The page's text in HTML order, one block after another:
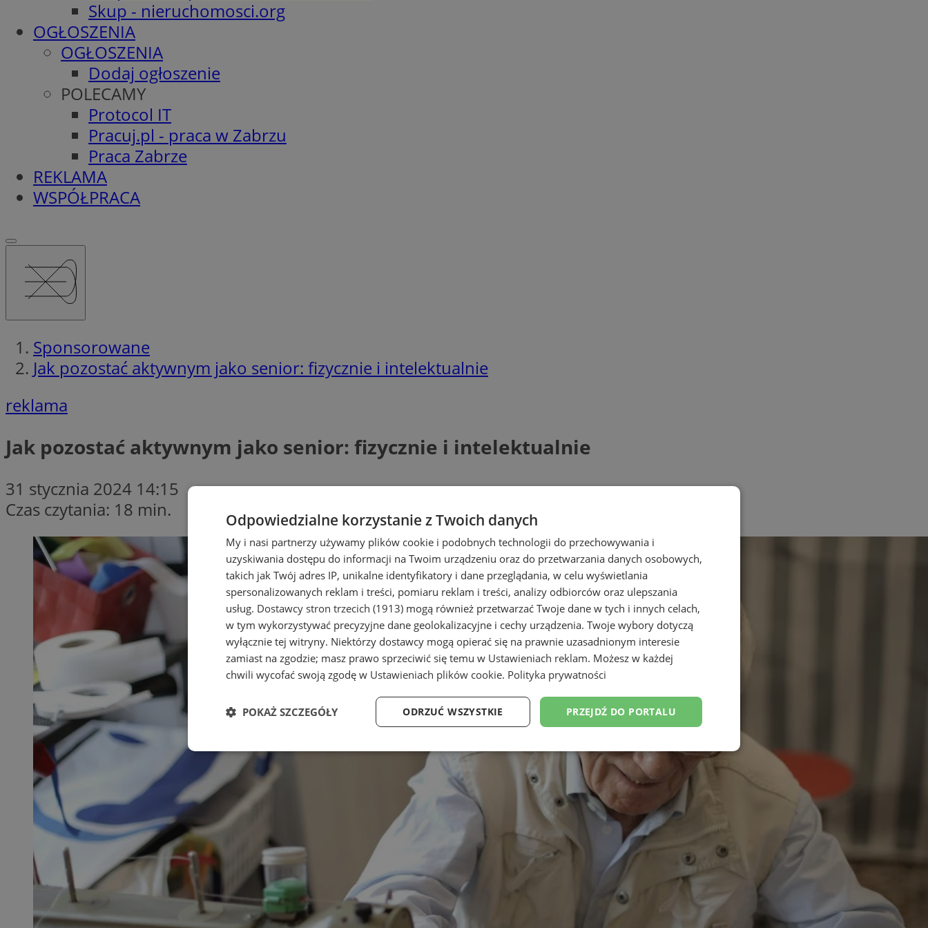
Skup - nieruchomosci.org
OGŁOSZENIA
OGŁOSZENIA
Dodaj ogłoszenie
POLECAMY
Protocol IT
Pracuj.pl - praca w Zabrzu
Praca Zabrze
REKLAMA
WSPÓŁPRACA
Sponsorowane
Jak pozostać aktywnym jako senior: fizycznie i intelektualnie
reklama
Jak pozostać aktywnym jako senior: fizycznie i intelektualnie
31 stycznia 2024 14:15
Czas czytania: 18 min.
Odpowiedzialne korzystanie z Twoich danych
My i nasi partnerzy używamy plików cookie i podobnych technologii do przechowywania i
uzyskiwania dostępu do informacji na Twoim urządzeniu oraz do przetwarzania danych osobowych,
takich jak Twój adres IP, unikalne identyfikatory i dane przeglądania, w celu wyświetlania
spersonalizowanych reklam i treści, pomiaru reklam i treści, analizy odbiorców oraz ulepszania
usług. Dostawcy stron trzecich (1913) mogą również przetwarzać Twoje dane w tych i innych celach,
w tym wykorzystywać precyzyjne dane geolokalizacyjne i cechy urządzenia. Twoje wybory dotyczą
wyłącznie tej witryny. Niektórzy dostawcy mogą opierać się na prawnie uzasadnionym interesie
zamiast na zgodzie; masz prawo sprzeciwić się temu w Ustawieniach reklam. Możesz w każdej
chwili wycofać swoją zgodę w Ustawieniach plików cookie. Polityka prywatności
PRZEJDŹ DO PORTALU
ODRZUĆ WSZYSTKIE
POKAŻ SZCZEGÓŁY
Niezbędne Wydajność Targetowanie Funkcjonalność Niesklasyfikowane
Niezbędne Wydajność Targetowanie Niesklasyfikowane
Niezbędne pliki cookie umożliwiają korzystanie z podstawowych funkcji strony internetowej, takich jak logowanie użytkownika i
zarządzanie kontem. Bez niezbędnych plików cookie nie można prawidłowo korzystać ze strony internetowej.
Nazwa
Provider/
Domena
Okres
przechowywania